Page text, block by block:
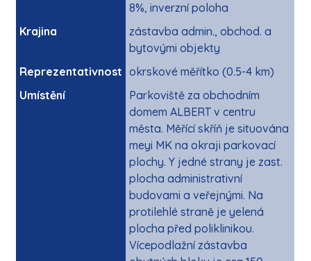
8%, inverzní poloha
Krajina
zástavba admin., obchod. a
bytovými objekty
Reprezentativnost okrskové měřítko (0.5-4 km)
Umístění
Parkoviště za obchodním
domem ALBERT v centru
města. Měřící skříň je situována
meyi MK na okraji parkovací
plochy. Y jedné strany je zast.
plocha administrativní
budovami a veřejnými. Na
protilehlé straně je yelená
plocha před poliklinikou.
Vícepodlažní zástavba